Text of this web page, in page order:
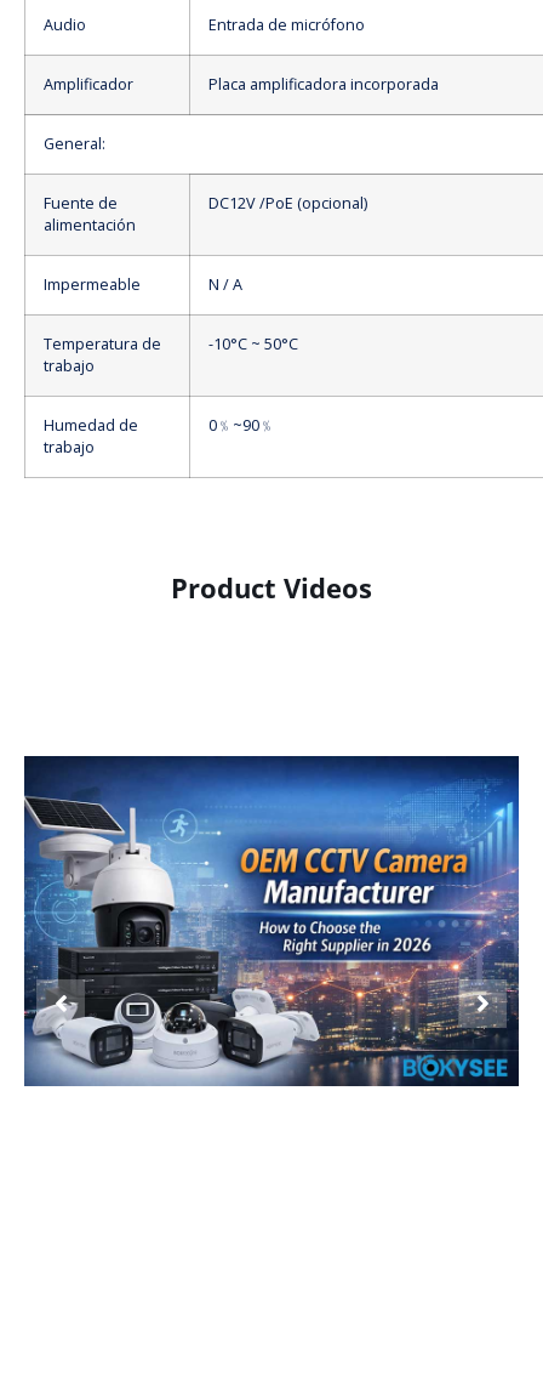
Audio Entrada de micrófono
Amplificador Placa amplificadora incorporada
General:
Fuente de
alimentación
DC12V /PoE (opcional)
Impermeable N / A
Temperatura de
trabajo
-10°C ~ 50°C
Humedad de
trabajo
0﹪~90﹪
Product Videos